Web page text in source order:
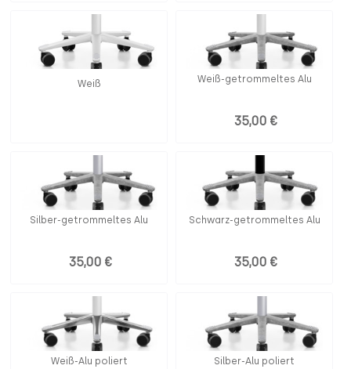
Weiß Weiß-getrommeltes Alu
35,00 €
Silber-getrommeltes Alu
35,00 €
Schwarz-getrommeltes Alu
35,00 €
Weiß-Alu poliert Silber-Alu poliert